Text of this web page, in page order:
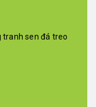
tranh sen đá treo